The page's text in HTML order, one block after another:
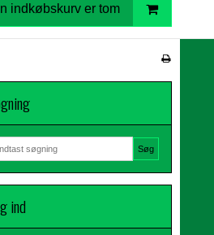
indkøbskurv er tom
Søg
ind